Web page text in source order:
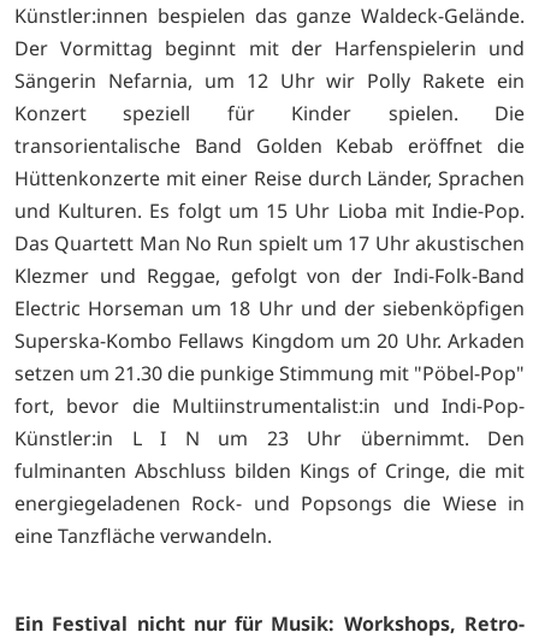
Künstler:innen bespielen das ganze Waldeck-Gelände.
Der Vormittag beginnt mit der Harfenspielerin und
Sängerin Nefarnia, um 12 Uhr wir Polly Rakete ein
Konzert speziell für Kinder spielen. Die
transorientalische Band Golden Kebab eröffnet die
Hüttenkonzerte mit einer Reise durch Länder, Sprachen
und Kulturen. Es folgt um 15 Uhr Lioba mit Indie-Pop.
Das Quartett Man No Run spielt um 17 Uhr akustischen
Klezmer und Reggae, gefolgt von der Indi-Folk-Band
Electric Horseman um 18 Uhr und der siebenköpfigen
Superska-Kombo Fellaws Kingdom um 20 Uhr. Arkaden
setzen um 21.30 die punkige Stimmung mit "Pöbel-Pop"
fort, bevor die Multiinstrumentalist:in und Indi-Pop-
Künstler:in L I N um 23 Uhr übernimmt. Den
fulminanten Abschluss bilden Kings of Cringe, die mit
energiegeladenen Rock- und Popsongs die Wiese in
eine Tanzfläche verwandeln.
Ein Festival nicht nur für Musik: Workshops, Retro-